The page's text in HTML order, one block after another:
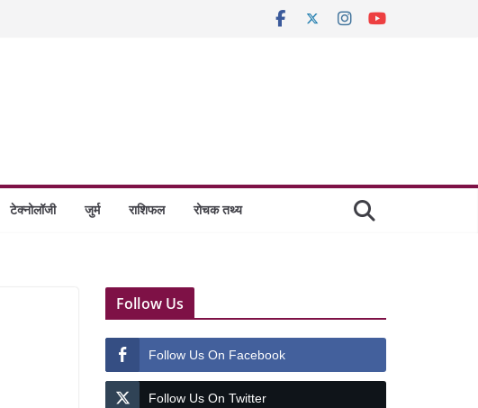
टेक्नोलॉजी जुर्म राशिफल रोचक तथ्य
Follow Us
Follow Us On Facebook
Follow Us On Twitter